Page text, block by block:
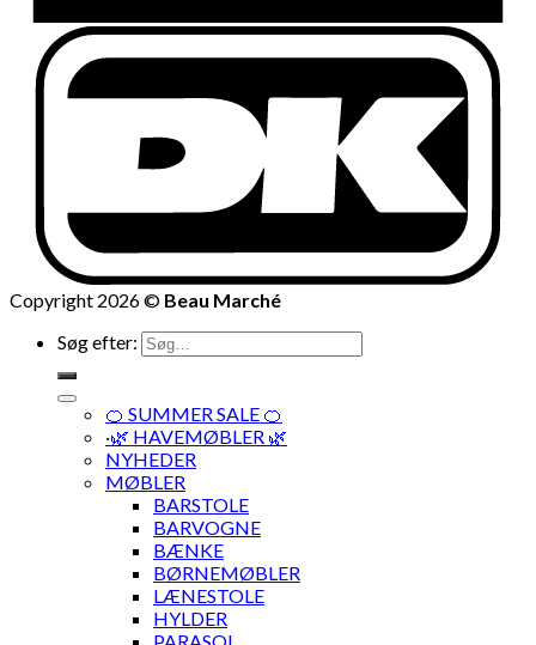
Copyright 2026 © Beau Marché
Søg efter:
🍊 SUMMER SALE 🍊
·🌿 HAVEMØBLER 🌿
NYHEDER
MØBLER
BARSTOLE
BARVOGNE
BÆNKE
BØRNEMØBLER
LÆNESTOLE
HYLDER